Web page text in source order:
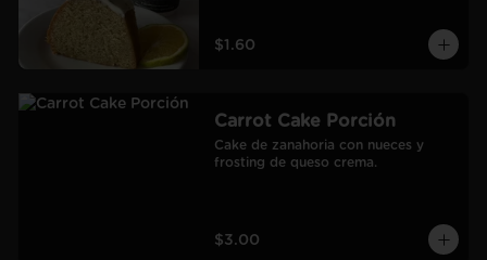
$1.60
Carrot Cake Porción
Cake de zanahoria con nueces y
frosting de queso crema.
$3.00